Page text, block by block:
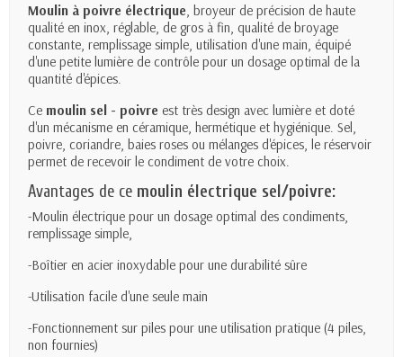
Moulin à poivre électrique , broyeur de précision de haute
qualité en inox, réglable, de gros à fin, qualité de broyage
constante, remplissage simple, utilisation d'une main, équipé
d'une petite lumière de contrôle pour un dosage optimal de la
quantité d'épices.
Ce moulin sel - poivre est très design avec lumière et doté
d'un mécanisme en céramique , hermétique et hygiénique. Sel,
poivre, coriandre, baies roses ou mélanges d'épices, le réservoir
permet de recevoir le condiment de votre choix.
Avantages de ce moulin électrique sel/poivre:
-Moulin électrique pour un dosage optimal des condiments,
remplissage simple,
-Boîtier en acier inoxydable pour une durabilité sûre
-Utilisation facile d'une seule main
-Fonctionnement sur piles pour une utilisation pratique (4 piles,
non fournies)